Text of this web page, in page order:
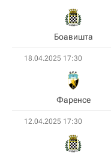
Боавишта
18.04.2025 17:30
Фаренсе
12.04.2025 17:30